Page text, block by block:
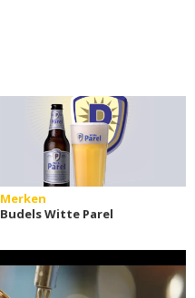
Merken
Budels Witte Parel